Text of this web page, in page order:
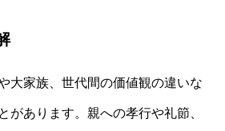
大家族、世代間の価値観の違いな
があります。親への孝行や礼節、